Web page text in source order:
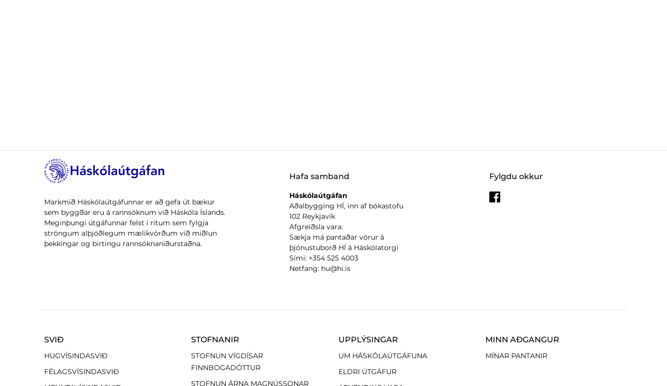
Markmið Háskólaútgáfunnar er að gefa út bækur
sem byggðar eru á rannsóknum við Háskóla Íslands.
Meginþungi útgáfunnar felst í ritum sem fylgja
ströngum alþjóðlegum mælikvörðum við miðlun
þekkingar og birtingu rannsóknaniðurstaðna.
Fylgdu okkur
Hafa samband
Háskólaútgáfan
Aðalbygging HÍ, inn af bókastofu
102 Reykjavík
Afgreiðsla vara:
Sækja má pantaðar vörur á
þjónustuborð HÍ á Háskólatorgi
Sími: +354 525 4003
Netfang: hu@hi.is
SVIÐ
HUGVÍSINDASVIÐ
FÉLAGSVÍSINDASVIÐ
STOFNANIR
STOFNUN VÍGDÍSAR
FINNBOGADÓTTUR
STOFNUN ÁRNA MAGNÚSSONAR
UPPLÝSINGAR
UM HÁSKÓLAÚTGÁFUNA
ELDRI ÚTGÁFUR
MINN AÐGANGUR
MÍNAR PANTANIR